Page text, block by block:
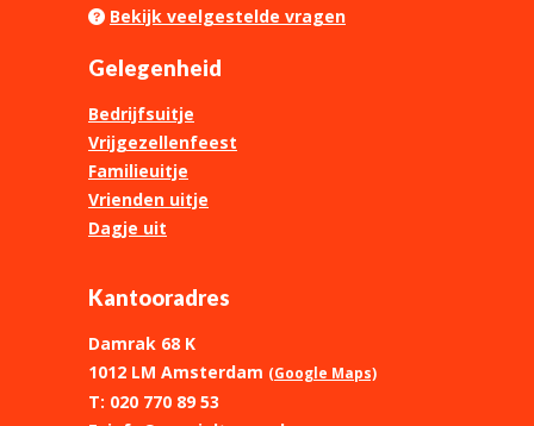
Bekijk veelgestelde vragen
Gelegenheid
Bedrijfsuitje
Vrijgezellenfeest
Familieuitje
Vrienden uitje
Dagje uit
Kantooradres
Damrak 68 K
1012 LM Amsterdam (Google Maps)
T: 020 770 89 53